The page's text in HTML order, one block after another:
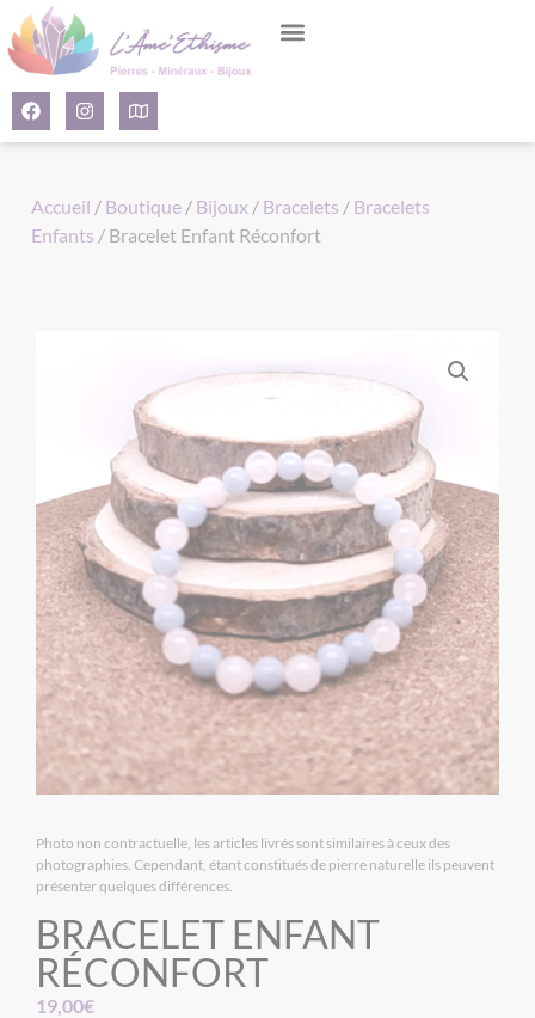
Accueil / Boutique / Bijoux / Bracelets / Bracelets
Enfants / Bracelet Enfant Réconfort
Photo non contractuelle, les articles livrés sont similaires à ceux des
photographies. Cependant, étant constitués de pierre naturelle ils peuvent
présenter quelques différences.
BRACELET ENFANT
RÉCONFORT
19,00€
Panneau de gestion des cookies